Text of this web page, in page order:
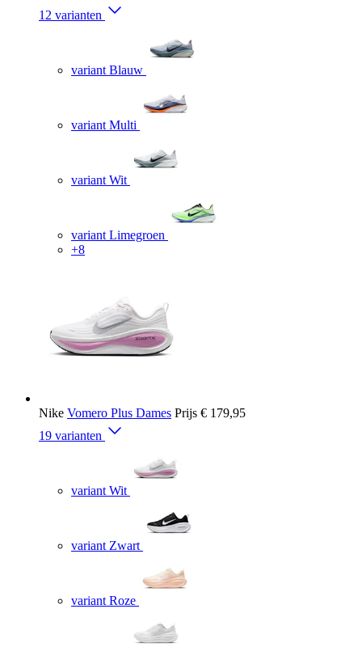
12 varianten
variant Blauw
variant Multi
variant Wit
variant Limegroen
+8
Nike Vomero Plus Dames Prijs € 179,95
19 varianten
variant Wit
variant Zwart
variant Roze